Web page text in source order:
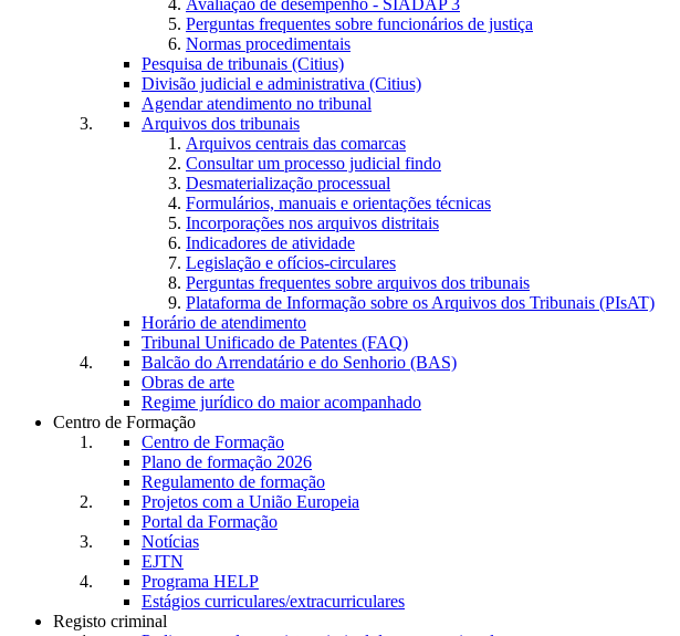
Avaliação de desempenho - SIADAP 3
Perguntas frequentes sobre funcionários de justiça
Normas procedimentais
Pesquisa de tribunais (Citius)
Divisão judicial e administrativa (Citius)
Agendar atendimento no tribunal
Arquivos dos tribunais
Arquivos centrais das comarcas
Consultar um processo judicial findo
Desmaterialização processual
Formulários, manuais e orientações técnicas
Incorporações nos arquivos distritais
Indicadores de atividade
Legislação e ofícios-circulares
Perguntas frequentes sobre arquivos dos tribunais
Plataforma de Informação sobre os Arquivos dos Tribunais (PIsAT)
Horário de atendimento
Tribunal Unificado de Patentes (FAQ)
Balcão do Arrendatário e do Senhorio (BAS)
Obras de arte
Regime jurídico do maior acompanhado
Centro de Formação
Centro de Formação
Plano de formação 2026
Regulamento de formação
Projetos com a União Europeia
Portal da Formação
Notícias
EJTN
Programa HELP
Estágios curriculares/extracurriculares
Registo criminal